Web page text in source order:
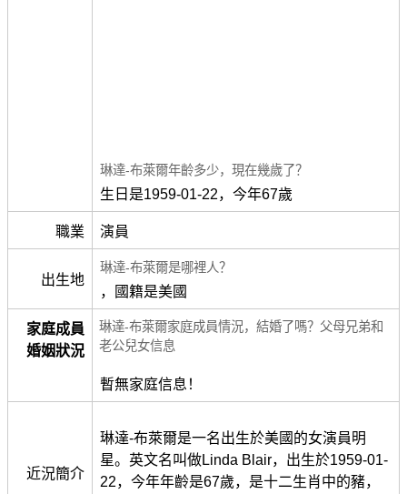
琳達-布萊爾年齡多少，現在幾歲了？
生日是1959-01-22，今年67歲
職業 演員
出生地
琳達-布萊爾是哪裡人？
，國籍是美國
家庭成員
婚姻狀況
琳達-布萊爾家庭成員情況，結婚了嗎？父母兄弟和
老公兒女信息
暫無家庭信息！
近況簡介
琳達-布萊爾是一名出生於美國的女演員明
星。英文名叫做Linda Blair，出生於1959-01-
22，今年年齡是67歲，是十二生肖中的豬，